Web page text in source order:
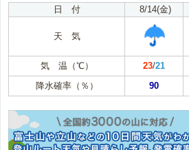
日 付 8/14(金)
天 気
気 温（℃） 23/21
降水確率（％）
90